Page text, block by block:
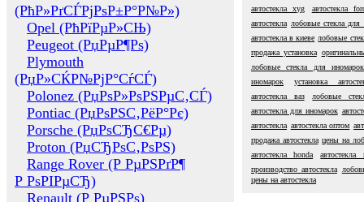
(РћР»РґСЃРјРѕР±Р°Р№Р»)
Opel (РћРїРµР»СЊ)
Peugeot (РџРµР¶Рѕ)
Plymouth
(РџР»СЌР№РјР°СѓСЃ)
Polonez (РџРѕР»РѕРЅРµС‚СЃ)
Pontiac (РџРѕРЅС‚РёР°Рє)
Porsche (РџРѕСЂС€Рµ)
Proton (РџСЂРѕС‚РѕРЅ)
Range Rover (Р РµРЅРґР¶
Р РѕРІРµСЂ)
Renault (Р РµРЅРѕ)
автостекла xyg
автостекла
автостекла лобовые стекла для
автостекла в киеве лобовые
продажа установка
лобовые стекла для иномарок
иномарок
установка
автостекла ваз
лобовые
автостекла для иномарок
автостекла автостекла оптом
продажа автостекла цены на
автостекла honda
автостекла
производство автостекла
цены на автостекла